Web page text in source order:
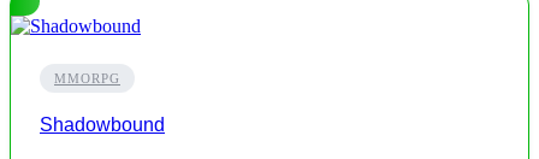
MMORPG
Shadowbound